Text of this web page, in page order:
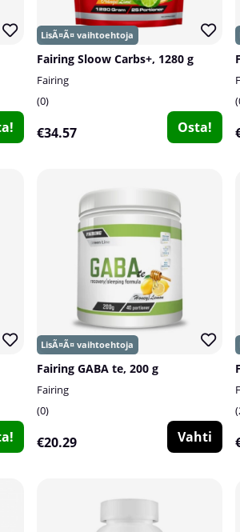
Fairing Sloow Carbs+, 1280 g
Fairing
0
€34.57 Osta!
Fairing GABA te, 200 g
Fairing
0
€20.29 Vahti